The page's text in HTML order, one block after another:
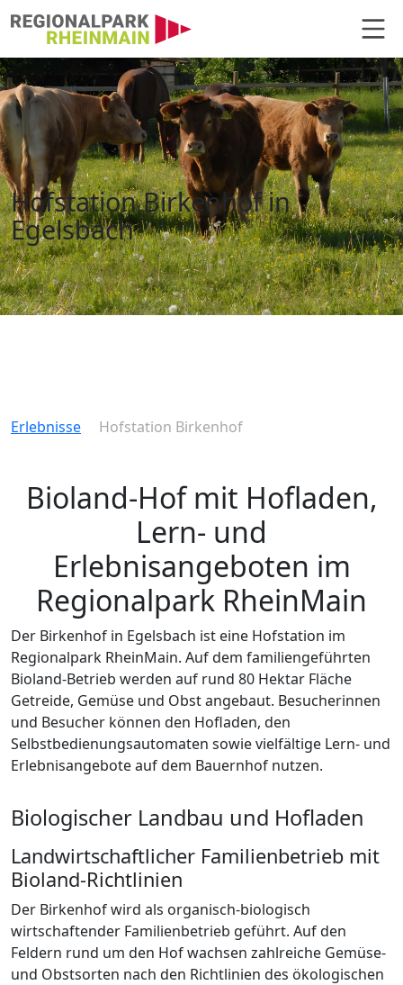
Hofstation Birkenhof
Hauptnavigation
Hofstation Birkenhof in
Egelsbach
Erlebnisse Hofstation Birkenhof
Bioland-Hof mit Hofladen,
Lern- und
Erlebnisangeboten im
Regionalpark RheinMain
Der Birkenhof in Egelsbach ist eine Hofstation im
Regionalpark RheinMain. Auf dem familiengeführten
Bioland-Betrieb werden auf rund 80 Hektar Fläche
Getreide, Gemüse und Obst angebaut. Besucherinnen
und Besucher können den Hofladen, den
Selbstbedienungsautomaten sowie vielfältige Lern- und
Erlebnisangebote auf dem Bauernhof nutzen.
Biologischer Landbau und Hofladen
Landwirtschaftlicher Familienbetrieb mit
Bioland-Richtlinien
Der Birkenhof wird als organisch-biologisch
wirtschaftender Familienbetrieb geführt. Auf den
Feldern rund um den Hof wachsen zahlreiche Gemüse-
und Obstsorten nach den Richtlinien des ökologischen